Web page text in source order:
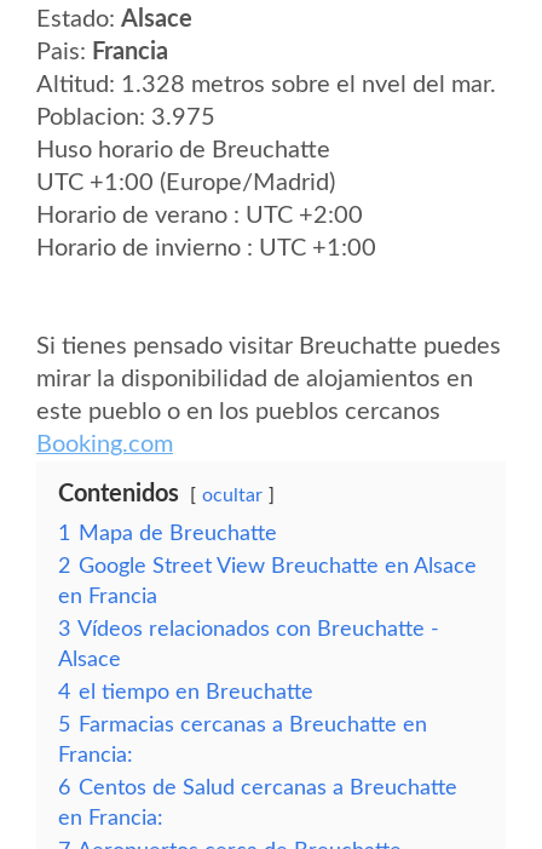
Estado: Alsace
Pais: Francia
Altitud: 1.328 metros sobre el nvel del mar.
Poblacion: 3.975
Huso horario de Breuchatte
UTC +1:00 (Europe/Madrid)
Horario de verano : UTC +2:00
Horario de invierno : UTC +1:00
Si tienes pensado visitar Breuchatte puedes
mirar la disponibilidad de alojamientos en
este pueblo o en los pueblos cercanos
Booking.com
Contenidos ocultar
1
Mapa de Breuchatte
2 Google Street View Breuchatte en Alsace
en Francia
3 Vídeos relacionados con Breuchatte -
Alsace
4 el tiempo en Breuchatte
5 Farmacias cercanas a Breuchatte en
Francia:
6 Centos de Salud cercanas a Breuchatte
en Francia: